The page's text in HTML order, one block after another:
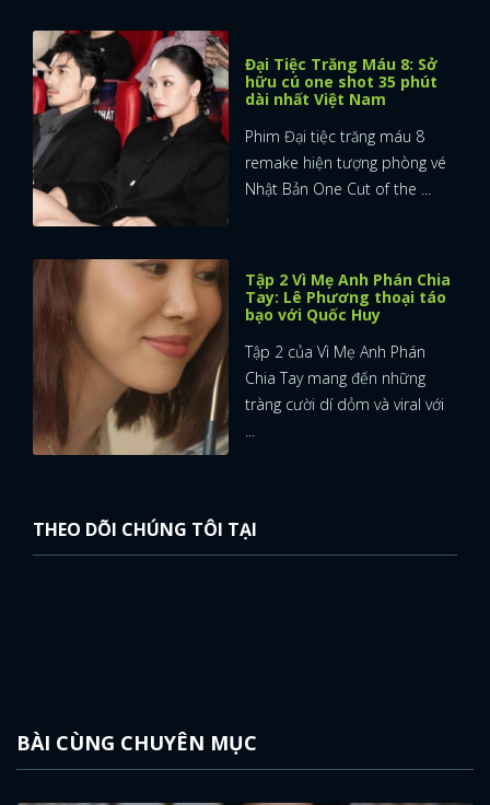
Đại Tiệc Trăng Máu 8: Sở
hữu cú one shot 35 phút
dài nhất Việt Nam
Phim Đại tiệc trăng máu 8
remake hiện tượng phòng vé
Nhật Bản One Cut of the ...
Tập 2 Vì Mẹ Anh Phán Chia
Tay: Lê Phương thoại táo
bạo với Quốc Huy
Tập 2 của Vì Mẹ Anh Phán
Chia Tay mang đến những
tràng cười dí dỏm và viral với
...
THEO DÕI CHÚNG TÔI TẠI
BÀI CÙNG CHUYÊN MỤC